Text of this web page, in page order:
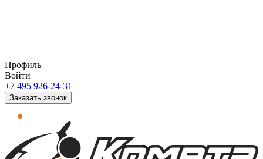
Профиль
Войти
+7 495 926-24-31
Заказать звонок